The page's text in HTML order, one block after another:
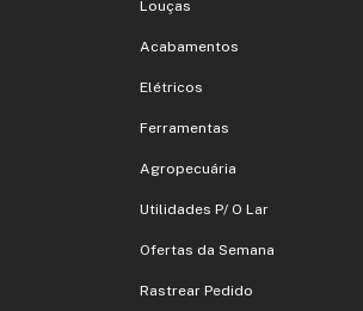
Louças
Acabamentos
Elétricos
Ferramentas
Agropecuária
Utilidades P/ O Lar
Ofertas da Semana
Rastrear Pedido